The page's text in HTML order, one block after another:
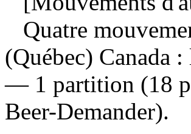
Quatre
(Québec) Canada
— 1 partition (18
Beer-Demander).